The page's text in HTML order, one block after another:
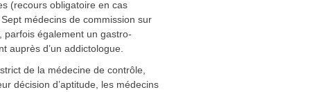
(recours obligatoire en cas
médecins de commission sur
parfois également un gastro-
auprès d’un addictologue.
de la médecine de contrôle,
décision d’aptitude, les médecins